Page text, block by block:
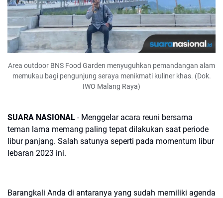
Area outdoor BNS Food Garden menyuguhkan pemandangan alam
memukau bagi pengunjung seraya menikmati kuliner khas. (Dok.
IWO Malang Raya)
SUARA NASIONAL - Menggelar acara reuni bersama
teman lama memang paling tepat dilakukan saat periode
libur panjang. Salah satunya seperti pada momentum libur
lebaran 2023 ini.
Barangkali Anda di antaranya yang sudah memiliki agenda